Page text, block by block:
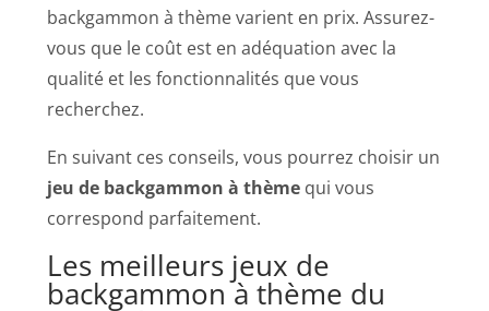
backgammon à thème varient en prix. Assurez-
vous que le coût est en adéquation avec la
qualité et les fonctionnalités que vous
recherchez.
En suivant ces conseils, vous pourrez choisir un
jeu de backgammon à thème qui vous
correspond parfaitement.
Les meilleurs jeux de
backgammon à thème du